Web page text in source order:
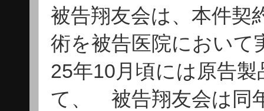
被告翔友会は、本件契
術を被告医院において
25年10月頃には原告
て、 被告翔友会は同